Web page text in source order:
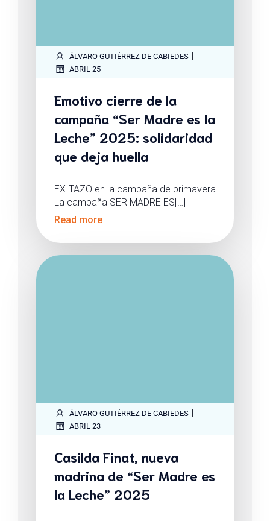
ÁLVARO GUTIÉRREZ DE CABIEDES |
ABRIL 25
Emotivo cierre de la
campaña “Ser Madre es la
Leche” 2025: solidaridad
que deja huella
EXITAZO en la campaña de primavera
La campaña SER MADRE ES[…]
Read more
ÁLVARO GUTIÉRREZ DE CABIEDES |
ABRIL 23
Casilda Finat, nueva
madrina de “Ser Madre es
la Leche” 2025